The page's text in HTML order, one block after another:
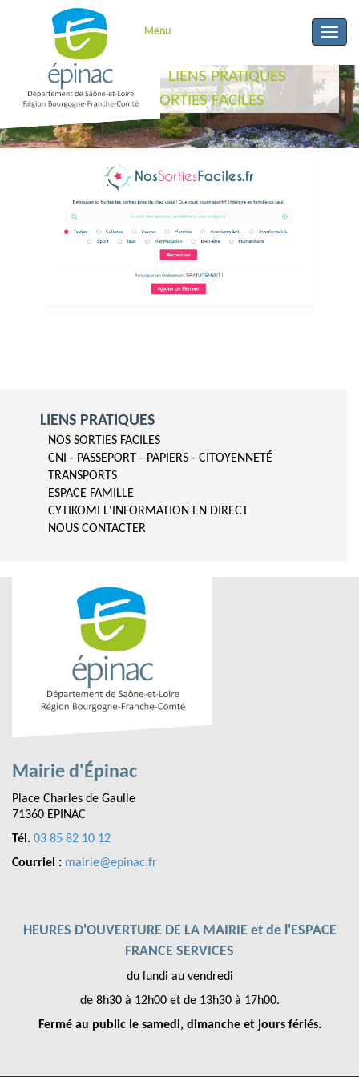
Toggle
Menu
ACCUEIL
LIENS PRATIQUES
NOS SORTIES FACILES
LIENS PRATIQUES
NOS SORTIES FACILES
CNI - PASSEPORT - PAPIERS - CITOYENNETÉ
TRANSPORTS
ESPACE FAMILLE
CYTIKOMI L'INFORMATION EN DIRECT
NOUS CONTACTER
Mairie d'Épinac
Place Charles de Gaulle
71360 EPINAC
Tél. 03 85 82 10 12
Courriel : mairie@epinac.fr
HEURES D'OUVERTURE DE LA MAIRIE et de l'ESPACE
FRANCE SERVICES
du lundi au vendredi
de 8h30 à 12h00 et de 13h30 à 17h00.
Fermé au public le samedi, dimanche et jours fériés.